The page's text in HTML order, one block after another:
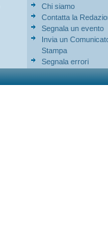
Chi siamo
Contatta la
Segnala un evento
Invia un
Stampa
Segnala errori